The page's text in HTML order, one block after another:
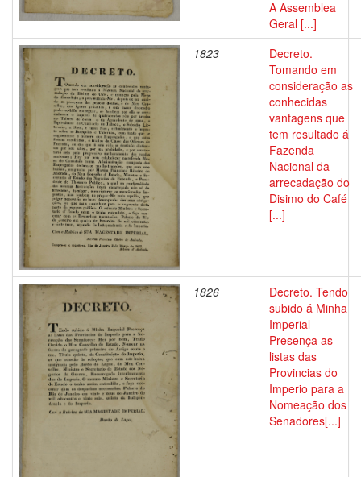
A Assemblea
Geral [...]
1823
Decreto.
Tomando em
consideração as
conhecidas
vantagens que
tem resultado á
Fazenda
Nacional da
arrecadação do
Disimo do Café
[...]
1826
Decreto. Tendo
subido á Minha
Imperial
Presença as
listas das
Provincias do
Imperio para a
Nomeação dos
Senadores[...]